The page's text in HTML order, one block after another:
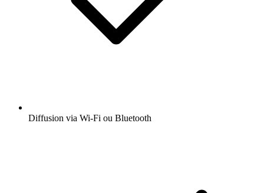
Diffusion via Wi-Fi ou Bluetooth